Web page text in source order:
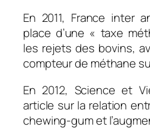
En 2011, France inter
place d’une « taxe
les rejets des bovins,
compteur de méthane
En 2012, Science et
article sur la relation
chewing-gum et